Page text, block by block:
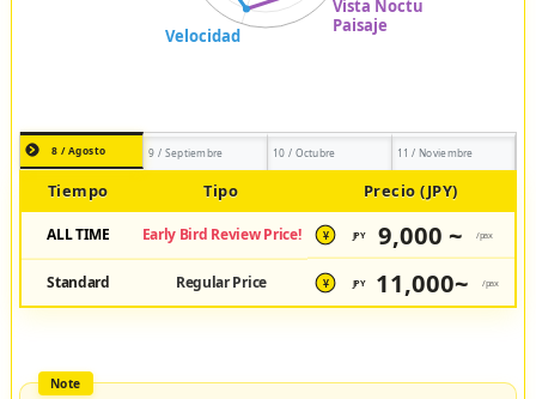
8 / Agosto 9 / Septiembre 10 / Octubre 11 / Noviembre
Tiempo Tipo Precio (JPY)
ALL TIME Early Bird Review Price! ¥ JPY 9,000 ~ /pax
Standard Regular Price ¥ JPY 11,000~ /pax